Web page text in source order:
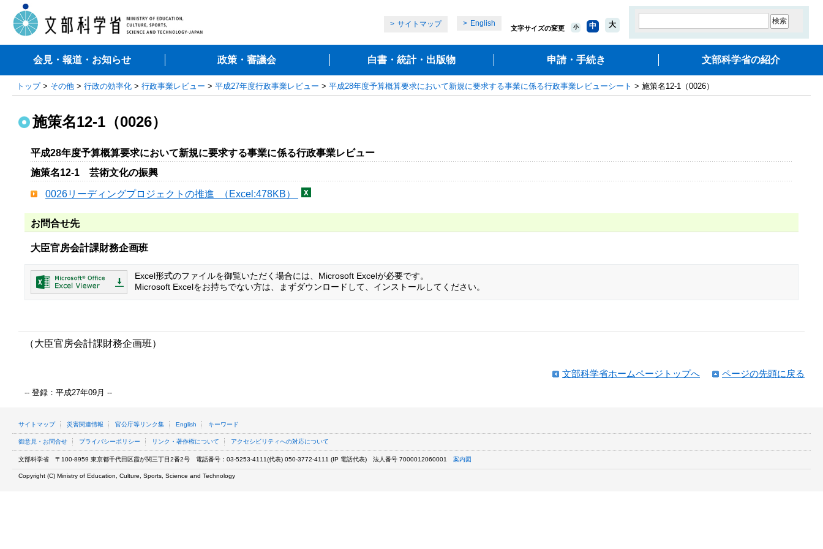
サイトマップ English
文字サイズの変更 小 中 大
会見・報道・お知らせ 政策・審議会 白書・統計・出版物 申請・手続き 文部科学省の紹介
トップ> その他 > 行政の効率化 > 行政事業レビュー > 平成27年度行政事業レビュー > 平成28年度予算概算要求において新規に要求する事業に係る行政事業レビューシート > 施策名12-1（0026）
施策名12-1（0026）
平成28年度予算概算要求において新規に要求する事業に係る行政事業レビュー
施策名12-1 芸術文化の振興
0026リーディングプロジェクトの推進 （Excel:478KB）
お問合せ先
大臣官房会計課財務企画班
Excel形式のファイルを御覧いただく場合には、Microsoft Excelが必要です。
Microsoft Excelをお持ちでない方は、まずダウンロードして、インストールしてください。
（大臣官房会計課財務企画班）
ページの先頭に戻る
文部科学省ホームページトップへ
-- 登録：平成27年09月 --
サイトマップ 災害関連情報 官公庁等リンク集 English キーワード
御意見・お問合せ プライバシーポリシー リンク・著作権について アクセシビリティへの対応について
文部科学省 〒100-8959 東京都千代田区霞が関三丁目2番2号 電話番号：03-5253-4111(代表) 050-3772-4111 (IP 電話代表) 法人番号 7000012060001 案内図
Copyright (C) Ministry of Education, Culture, Sports, Science and Technology